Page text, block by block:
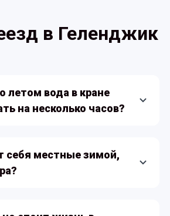
в Геленджик
летом вода в кране
на несколько часов?
резервуары или фильтры-
постепенно улучшается:
себя местные зимой,